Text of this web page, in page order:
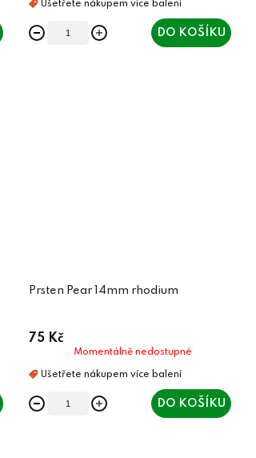
DO KOŠÍKU
Prsten Pear 14mm rhodium
75 Kč
Momentálně nedostupné
DO KOŠÍKU